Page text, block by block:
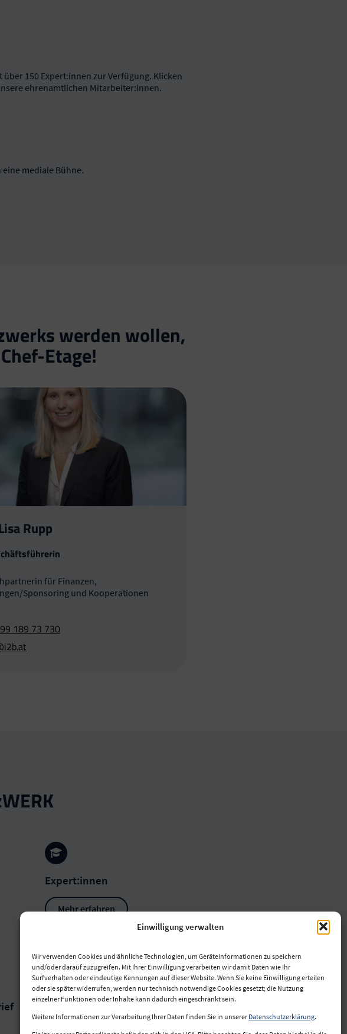
Einwilligung verwalten
Wir verwenden Cookies und ähnliche Technologien, um Geräteinformationen zu speichern
und/oder darauf zuzugreifen. Mit Ihrer Einwilligung verarbeiten wir damit Daten wie Ihr
Surfverhalten oder eindeutige Kennungen auf dieser Website. Wenn Sie keine Einwilligung erteilen
oder sie später widerrufen, werden nur technisch notwendige Cookies gesetzt; die Nutzung
einzelner Funktionen oder Inhalte kann dadurch eingeschränkt sein.
Weitere Informationen zur Verarbeitung Ihrer Daten finden Sie in unsererDatenschutzerklärung.
150 Expert:innen zur Verfügung. Klicken
ehrenamtlichen Mitarbeiter:innen.
mediale Bühne.
werden wollen,
Etage!
Rupp
für Finanzen,
Sponsoring und Kooperationen
189 73 730
Expert:innen
Mehr erfahren